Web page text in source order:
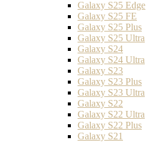
Galaxy S25 Edge
Galaxy S25 FE
Galaxy S25 Plus
Galaxy S25 Ultra
Galaxy S24
Galaxy S24 Ultra
Galaxy S23
Galaxy S23 Plus
Galaxy S23 Ultra
Galaxy S22
Galaxy S22 Ultra
Galaxy S22 Plus
Galaxy S21